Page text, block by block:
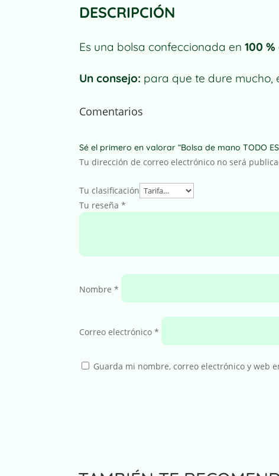
DESCRIPCIÓN
Es una bolsa confeccionada en100
Un consejo: para que te dure mucho,
Comentarios
Sé el primero en valorar “Bolsa de mano TODO ES
Tu dirección de correo electrónico no será
Tu clasificación
Tu reseña*
Nombre*
Correo electrónico*
Guarda mi nombre, correo electrónico y web